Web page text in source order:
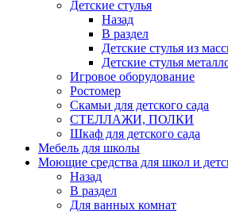
Детские стулья
Назад
В раздел
Детские стулья из
Детские стулья
Игровое оборудование
Ростомер
Скамьи для детского сада
СТЕЛЛАЖИ, ПОЛКИ
Шкаф для детского сада
Мебель для школы
Моющие средства для школ и
Назад
В раздел
Для ванных комнат